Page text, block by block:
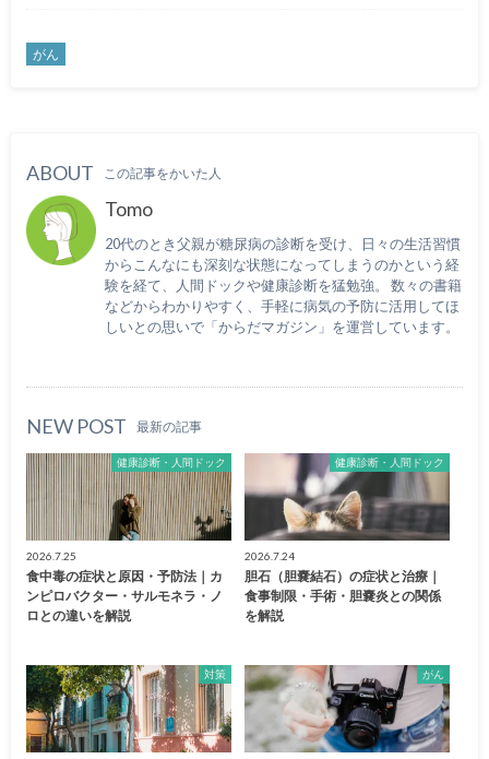
がん
ABOUT この記事をかいた人
Tomo
20代のとき父親が糖尿病の診断を受け、日々の生活習慣
からこんなにも深刻な状態になってしまうのかという経
験を経て、人間ドックや健康診断を猛勉強。 数々の書籍
などからわかりやすく、手軽に病気の予防に活用してほ
しいとの思いで「からだマガジン」を運営しています。
NEW POST 最新の記事
健康診断・人間ドック
2026.7.25
食中毒の症状と原因・予防法｜カ
ンピロバクター・サルモネラ・ノ
ロとの違いを解説
健康診断・人間ドック
2026.7.24
胆石（胆嚢結石）の症状と治療｜
食事制限・手術・胆嚢炎との関係
を解説
対策 がん